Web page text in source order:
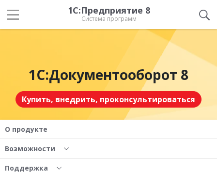
1С:Предприятие 8
Система программ
1С:Документооборот 8
Купить, внедрить, проконсультироваться
О продукте
Возможности
Поддержка